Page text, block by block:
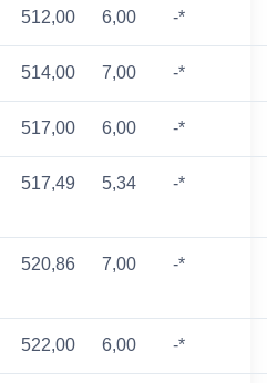
512,00 6,00 -*
514,00 7,00 -*
517,00 6,00 -*
517,49 5,34 -*
520,86 7,00 -*
522,00 6,00 -*